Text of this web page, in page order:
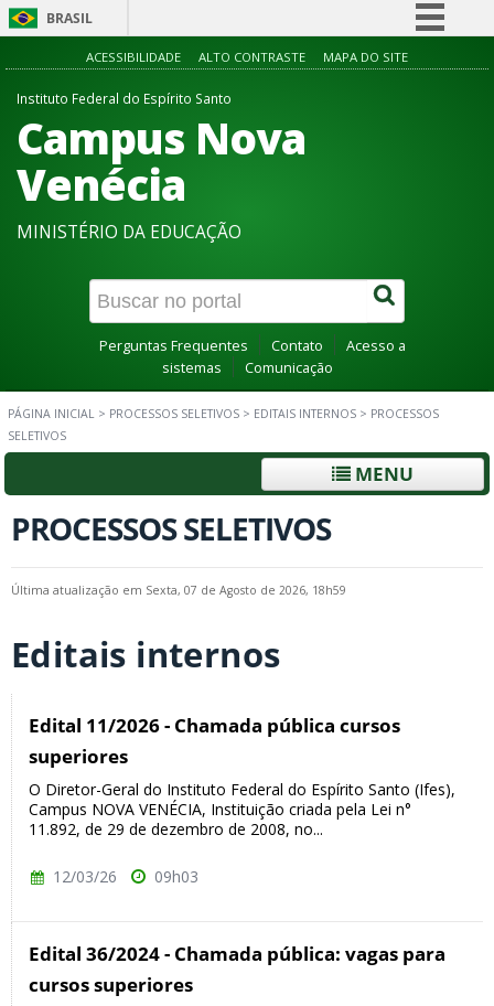
BRASIL
Simplifique!
Acesso à informação
ACESSIBILIDADE ALTO CONTRASTE MAPA DO SITE
Instituto Federal do Espírito Santo
Campus Nova
Venécia
MINISTÉRIO DA EDUCAÇÃO
Perguntas Frequentes Contato
Acesso a
sistemas
Comunicação
PÁGINA INICIAL > PROCESSOS SELETIVOS > EDITAIS INTERNOS > PROCESSOS
SELETIVOS
MENU
PROCESSOS SELETIVOS
Última atualização em Sexta, 07 de Agosto de 2026, 18h59
Editais internos
Edital 11/2026 - Chamada pública cursos
superiores
O Diretor-Geral do Instituto Federal do Espírito Santo (Ifes),
Campus NOVA VENÉCIA, Instituição criada pela Lei n°
11.892, de 29 de dezembro de 2008, no...
12/03/26 09h03
Edital 36/2024 - Chamada pública: vagas para
cursos superiores